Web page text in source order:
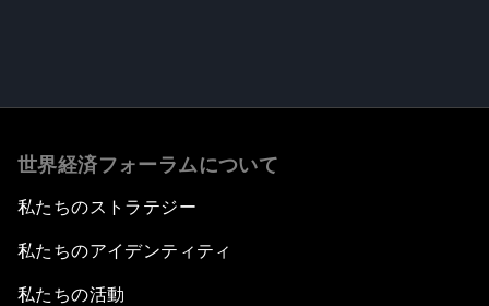
世界経済フォーラムについて
私たちのストラテジー
私たちのアイデンティティ
私たちの活動